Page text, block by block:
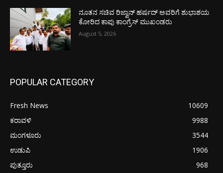
ನೂತನ ಸಚಿವ ರಿಜ್ವಾನ್ ಹರ್ಷದ್ ಅವರಿಗೆ ಶುಭಾಶಯ
ಕೋರಿದ ಕಾಪು ಕಾಂಗ್ರೆಸ್ ಮುಖಂಡರು
August 5, 2026
POPULAR CATEGORY
Fresh News
10609
ಕರಾವಳಿ
9988
ಮಂಗಳೂರು
3544
ಉಡುಪಿ
1906
ಪುತ್ತೂರು
968